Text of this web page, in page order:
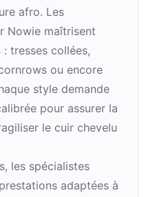
afro. Les
Nowie maîtrisent
tresses collées,
ou encore
style demande
pour assurer la
le cuir chevelu
, les spécialistes
adaptées à